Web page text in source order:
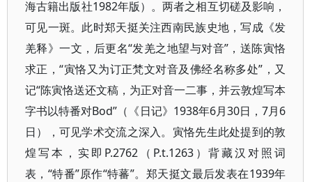
海古籍出版社1982年版）。两者之相互切磋及影响，
可见一斑。此时郑天挺关注西南民族史地，写成《发
羌释》一文，后更名“发羌之地望与对音”，送陈寅恪
求正，“寅恪又为订正梵文对音及佛经名称多处”，又
记“陈寅恪送还文稿，为正对音一二事，并云敦煌写本
字书以特番对Bod”（《日记》1938年6月30日，7月6
日），可见学术交流之深入。寅恪先生此处提到的敦
煌写本，实即P.2762（P.t.1263）背藏汉对照词
表，“特番”原作“特蕃”。郑天挺文最后发表在1939年